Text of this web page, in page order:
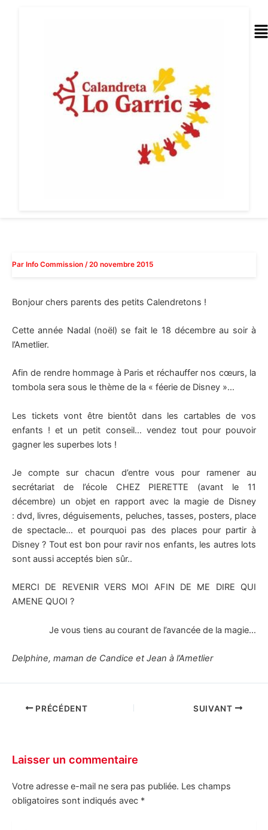
Par Info Commission /20 novembre 2015
Bonjour chers parents des petits Calendretons !
Cette année Nadal (noël) se fait le 18 décembre au soir à
l’Ametlier.
Afin de rendre hommage à Paris et réchauffer nos cœurs, la
tombola sera sous le thème de la « féerie de Disney »…
Les tickets vont être bientôt dans les cartables de vos
enfants ! et un petit conseil… vendez tout pour pouvoir
gagner les superbes lots !
Je compte sur chacun d’entre vous pour ramener au
secrétariat de l’école CHEZ PIERETTE (avant le 11
décembre) un objet en rapport avec la magie de Disney
: dvd, livres, déguisements, peluches, tasses, posters, place
de spectacle… et pourquoi pas des places pour partir à
Disney ? Tout est bon pour ravir nos enfants, les autres lots
sont aussi acceptés bien sûr..
MERCI DE REVENIR VERS MOI AFIN DE ME DIRE QUI
AMENE QUOI ?
Je vous tiens au courant de l’avancée de la magie…
Delphine, maman de Candice et Jean à l’Ametlier
PRÉCÉDENT SUIVANT
Laisser un commentaire
Votre adresse e-mail ne sera pas publiée. Les champs
obligatoires sont indiqués avec *